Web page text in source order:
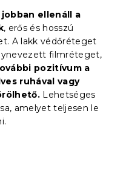
ellenáll a
, erős és hosszú
A lakk védőréteget
filmréteget,
pozitívum a
ruhával vagy
Lehetséges
amelyet teljesen le